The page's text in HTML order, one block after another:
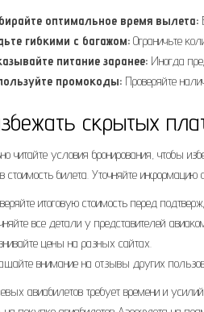
оптимальное время вылета:
гибкими с багажом: Ограничьте
питание заранее: Иногда
промокоды: Проверяйте
скрытых
читайте условия бронирования, чтобы
стоимость билета. Уточняйте
итоговую стоимость перед
все детали у представителей
цены на разных сайтах.
внимание на отзывы других
авиабилетов требует времени и